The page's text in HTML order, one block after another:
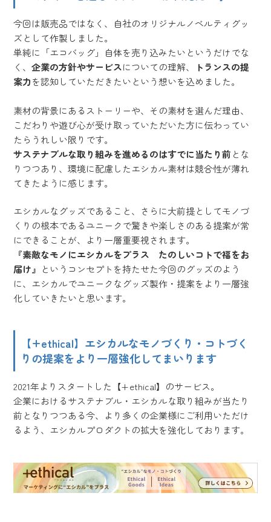
今回は販売品ではなく、自社のオリジナルノベルティグッ
ズとして作製しました。
単純に「エコバッグ」自体を売り込みたいというだけでな
く、企業の方針やサービスについての理解、
トランスの提
案力を認知していただきたいという想いを込めました。
素材の背景にあるストーリーや、その素材を選んだ理由、
こだわりや遊び心が受け取っていただいた方に伝わってい
たらうれしい限りです。
サステナブルな取り組みを進めるのはすでに当たり前 とな
りつつあり、環境に配慮したエシカル素材は競合性が薄れ
てきたように感じます。
エシカルなグッズであること、さらに大前提としてモノづ
くりの根本であるユニークで驚きや楽しさのある提案が常
にできることが、より一層重要視されます。
『素敵なモノにエシカルをプラス たのしいコトで福をお
届け』 というコンセプトを持たせた今回のグッズのよう
に、エシカルでユニークなグッズ製作・提案をより一層強
化していきたいと思います。
【+ethical】エシカルなモノづくり・コトづく
りの提案をより一層強化してまいります
2021年よりスタートした【+ethical】のサービス。
企業におけるサステナブル・エシカルな取り組みが当たり
前となりつつある今、より多くの企業様にご利用いただけ
るよう、エシカルプロダクトの拡大を強化しております。